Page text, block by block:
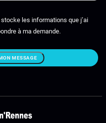
les informations que j’ai
à ma demande.
MESSAGE